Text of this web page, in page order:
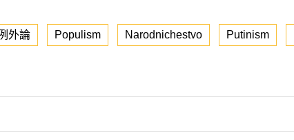
外論 Populism Narodnichestvo Putinism